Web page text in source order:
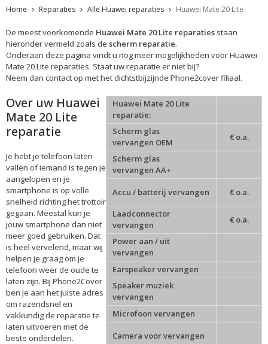
Home Reparaties Alle Huawei reparaties Huawei Mate 20 Lite
De meest voorkomende Huawei Mate 20 Lite reparatiesstaan
hieronder vermeld zoals de scherm reparatie.
Onderaan deze pagina vindt u nog meer mogelijkheden voor Huawei
Mate 20 Lite reparaties. Staat uw reparatie er niet bij?
Neem dan contact op met het dichtstbijzijnde Phone2cover filiaal.
Huawei Mate 20 Lite
reparatie:
Scherm glas
vervangen OEM
€ o.a.
Scherm glas
vervangen AA+
Accu / batterij vervangen
€ o.a.
Laadconnector
vervangen
€ o.a.
Power aan / uit
vervangen
Earspeaker vervangen
Speaker muziek
vervangen
Microfoon vervangen
Camera voor vervangen
Over uw Huawei
Mate 20 Lite
reparatie
Je hebt je telefoon laten
vallen of iemand is tegen je
aangelopen en je
smartphone is op volle
snelheid richting het trottoir
gegaan. Meestal kun je
jouw smartphone dan niet
meer goed gebruiken. Dat
is heel vervelend, maar wij
helpen je graag om je
telefoon weer de oude te
laten zijn. Bij Phone2Cover
ben je aan het juiste adres
om razendsnel en
vakkundig de reparatie te
laten uitvoeren met de
beste onderdelen.